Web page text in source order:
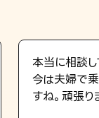
本当に相談し
今は夫婦で
すね。頑張り